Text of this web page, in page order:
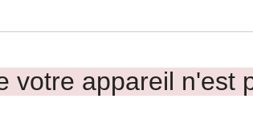
votre appareil n'est